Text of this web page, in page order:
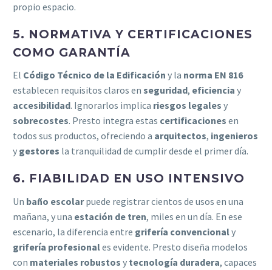
propio espacio.
5. NORMATIVA Y CERTIFICACIONES
COMO GARANTÍA
El Código Técnico de la Edificación y la norma EN 816
establecen requisitos claros en seguridad, eficiencia y
accesibilidad. Ignorarlos implica riesgos legales y
sobrecostes. Presto integra estas certificaciones en
todos sus productos, ofreciendo a arquitectos, ingenieros
y gestores la tranquilidad de cumplir desde el primer día.
6. FIABILIDAD EN USO INTENSIVO
Un baño escolarpuede registrar cientos de usos en una
mañana, y una estación de tren, miles en un día. En ese
escenario, la diferencia entre grifería convencionaly
grifería profesionales evidente. Presto diseña modelos
con materiales robustos y tecnología duradera, capaces